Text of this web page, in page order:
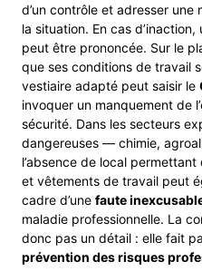
d’un contrôle et adresser
la situation. En cas d’inaction,
peut être prononcée. Sur le
que ses conditions de travail
vestiaire adapté peut saisir le
invoquer un manquement de
sécurité. Dans les secteurs
dangereuses — chimie,
l’absence de local
et vêtements de travail peut
cadre d’une faute
maladie professionnelle. La
donc pas un détail : elle fait
prévention des risques